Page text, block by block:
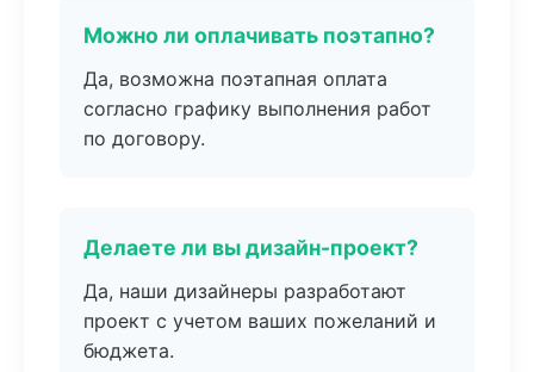
Можно ли оплачивать поэтапно?
Да, возможна поэтапная оплата
согласно графику выполнения работ
по договору.
Делаете ли вы дизайн-проект?
Да, наши дизайнеры разработают
проект с учетом ваших пожеланий и
бюджета.